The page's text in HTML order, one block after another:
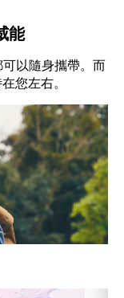
能
以隨身攜帶。而
您左右。